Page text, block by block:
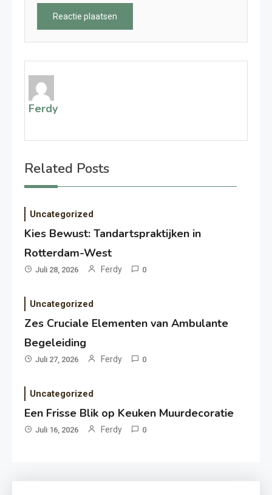
Ferdy
Related Posts
Uncategorized
Kies Bewust: Tandartspraktijken in
Rotterdam-West
Juli 28, 2026 Ferdy 0
Uncategorized
Zes Cruciale Elementen van Ambulante
Begeleiding
Juli 27, 2026 Ferdy 0
Uncategorized
Een Frisse Blik op Keuken Muurdecoratie
Juli 16, 2026 Ferdy 0